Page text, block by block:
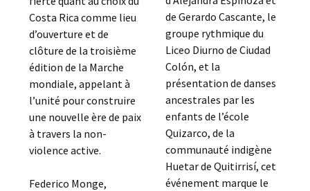
Costa Rica comme lieu
d’ouverture et de
clôture de la troisième
édition de la Marche
mondiale, appelant à
l’unité pour construire
une nouvelle ère de paix
à travers la non-
violence active.
Federico Monge,
de Gerardo Cascante, le
groupe rythmique du
Liceo Diurno de Ciudad
Colón, et la
présentation de danses
ancestrales par les
enfants de l’école
Quizarco, de la
communauté indigène
Huetar de Quitirrisí, cet
événement marque le